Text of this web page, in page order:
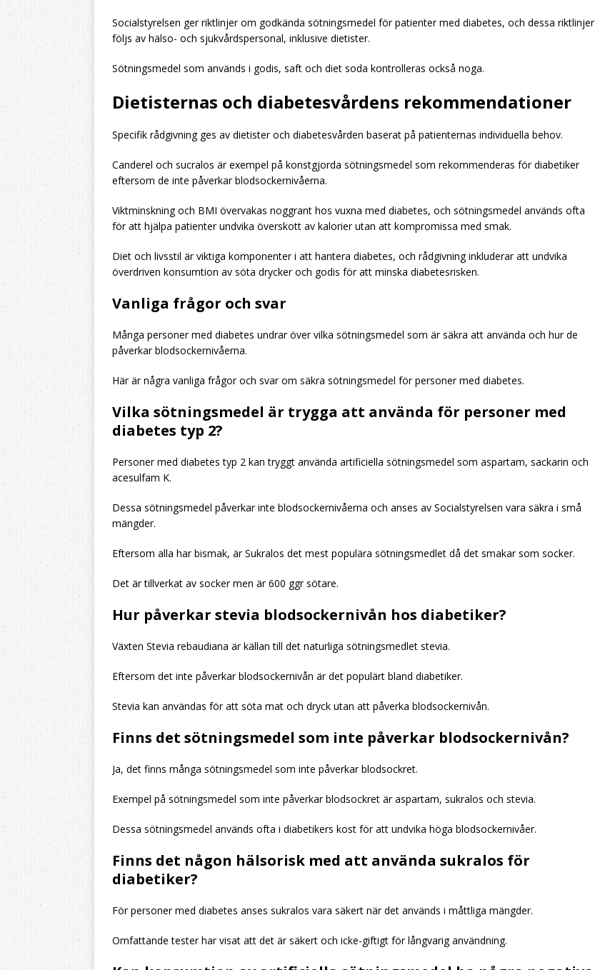
Socialstyrelsen ger riktlinjer om godkända sötningsmedel för patienter med diabetes, och dessa riktlinjer
följs av hälso- och sjukvårdspersonal, inklusive dietister.
Sötningsmedel som används i godis, saft och diet soda kontrolleras också noga.
Dietisternas och diabetesvårdens rekommendationer
Specifik rådgivning ges av dietister och diabetesvården baserat på patienternas individuella behov.
Canderel och sucralos är exempel på konstgjorda sötningsmedel som rekommenderas för diabetiker
eftersom de inte påverkar blodsockernivåerna.
Viktminskning och BMI övervakas noggrant hos vuxna med diabetes, och sötningsmedel används ofta
för att hjälpa patienter undvika överskott av kalorier utan att kompromissa med smak.
Diet och livsstil är viktiga komponenter i att hantera diabetes, och rådgivning inkluderar att undvika
överdriven konsumtion av söta drycker och godis för att minska diabetesrisken.
Vanliga frågor och svar
Många personer med diabetes undrar över vilka sötningsmedel som är säkra att använda och hur de
påverkar blodsockernivåerna.
Här är några vanliga frågor och svar om säkra sötningsmedel för personer med diabetes.
Vilka sötningsmedel är trygga att använda för personer med
diabetes typ 2?
Personer med diabetes typ 2 kan tryggt använda artificiella sötningsmedel som aspartam, sackarin och
acesulfam K.
Dessa sötningsmedel påverkar inte blodsockernivåerna och anses av Socialstyrelsen vara säkra i små
mängder.
Eftersom alla har bismak, är Sukralos det mest populära sötningsmedlet då det smakar som socker.
Det är tillverkat av socker men är 600 ggr sötare.
Hur påverkar stevia blodsockernivån hos diabetiker?
Växten Stevia rebaudiana är källan till det naturliga sötningsmedlet stevia.
Eftersom det inte påverkar blodsockernivån är det populärt bland diabetiker.
Stevia kan användas för att söta mat och dryck utan att påverka blodsockernivån.
Finns det sötningsmedel som inte påverkar blodsockernivån?
Ja, det finns många sötningsmedel som inte påverkar blodsockret.
Exempel på sötningsmedel som inte påverkar blodsockret är aspartam, sukralos och stevia.
Dessa sötningsmedel används ofta i diabetikers kost för att undvika höga blodsockernivåer.
Finns det någon hälsorisk med att använda sukralos för
diabetiker?
För personer med diabetes anses sukralos vara säkert när det används i måttliga mängder.
Omfattande tester har visat att det är säkert och icke-giftigt för långvarig användning.